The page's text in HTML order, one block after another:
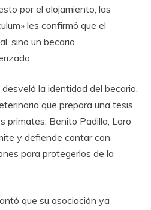
por el alojamiento, las
les confirmó que el
sino un becario
la identidad del becario,
que prepara una tesis
primates, Benito Padilla; Loro
y defiende contar con
para protegerlos de la
que su asociación ya